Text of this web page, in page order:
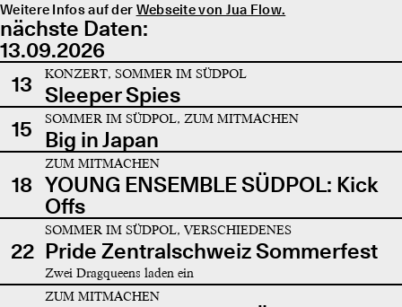
Weitere Infos auf der Webseite von Jua Flow.
nächste Daten:
13.09.2026
13
KONZERT, SOMMER IM SÜDPOL
Sleeper Spies
15
SOMMER IM SÜDPOL, ZUM MITMACHEN
Big in Japan
18
ZUM MITMACHEN
YOUNG ENSEMBLE SÜDPOL: Kick
Offs
22
SOMMER IM SÜDPOL, VERSCHIEDENES
Pride Zentralschweiz Sommerfest
Zwei Dragqueens laden ein
ZUM MITMACHEN